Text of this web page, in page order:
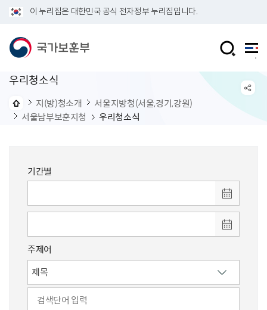
이 누리집은 대한민국 공식 전자정부 누리집입니다.
우리청소식
지(방)청소개
서울지방청(서울,경기,강원)
서울남부보훈지청
우리청소식
기간별
주제어